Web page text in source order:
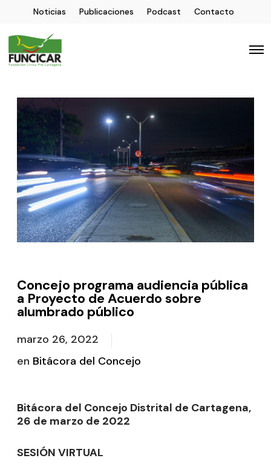
Noticias Publicaciones Podcast Contacto
Concejo programa audiencia pública
a Proyecto de Acuerdo sobre
alumbrado público
marzo 26, 2022
en Bitácora del Concejo
Bitácora del Concejo Distrital de Cartagena,
26 de marzo de 2022
SESIÓN VIRTUAL